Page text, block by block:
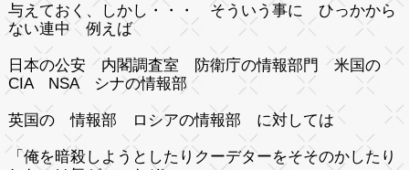
与えておく、しかし・・・ そういう事に ひっかから
ない連中 例えば
日本の公安 内閣調査室 防衛庁の情報部門 米国の
CIA NSA シナの情報部
英国の 情報部 ロシアの情報部 に対しては
「俺を暗殺しようとしたりクーデターをそそのかしたり